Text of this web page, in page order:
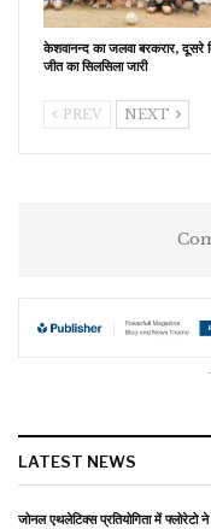
केशवानन्द का जलवा बरकरार, दूसरे
जीत का सिलसिला जारी
PREV NEXT
LATEST NEWS
जोनल एथलेटिक्स प्रतियोगिता में